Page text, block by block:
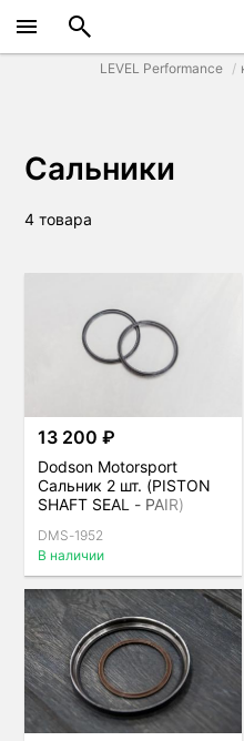
LEVEL Performance
Сальники
4 товара
13 200 ₽
Dodson Motorsport
Сальник 2 шт. (PISTON
SHAFT SEAL - PAIR)
DMS-1952
В наличии